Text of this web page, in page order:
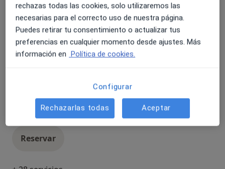
Primera visita suelo pélvico
70 €
DetallesPrimera visita suelo pélvico
Limpieza facial
Limpieza facial
Reservar
Popular
rechazas todas las cookies, solo utilizaremos las
necesarias para el correcto uso de nuestra página.
Puedes retirar tu consentimiento o actualizar tus
preferencias en cualquier momento desde ajustes. Más
información en Política de cookies.
Configurar
Rechazarlas todas Aceptar